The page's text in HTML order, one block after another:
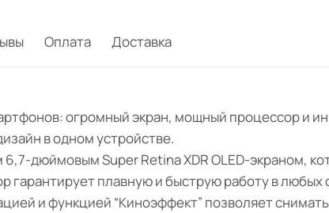
Оплата Доставка
огромный экран, мощный процессор и
в одном устройстве.
дюймовым Super Retina XDR OLED-экраном,
плавную и быструю работу в любых
и функцией “Киноэффект” позволяет